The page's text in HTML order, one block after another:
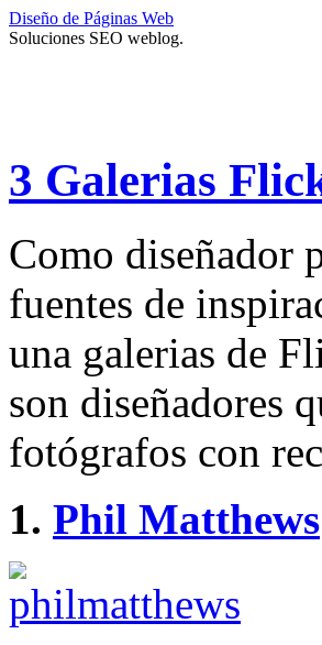
Diseño de Páginas Web
Soluciones SEO weblog.
3 Galerias
Como diseñador
fuentes de
una galerias de
son diseñadores
fotógrafos con
1. Phil Matthews